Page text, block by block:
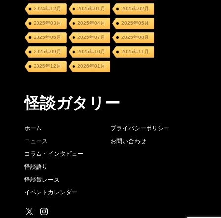
2024年12月 2025年01月 2025年02月
2025年03月 2025年04月 2025年05月
2025年06月 2025年07月 2025年08月
2025年09月 2025年10月 2025年11月
2025年12月 2026年01月
怪談ガタリー
ホーム
ニュース
コラム・インタビュー
怪談語り
怪談賞レース
イベントカレンダー
プライバシーポリシー
お問い合わせ